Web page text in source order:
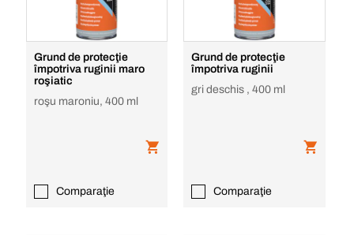
Grund de protecţie
împotriva ruginii maro
roşiatic
roşu maroniu, 400 ml
Comparaţie
Grund de protecţie
împotriva ruginii
gri deschis , 400 ml
Comparaţie